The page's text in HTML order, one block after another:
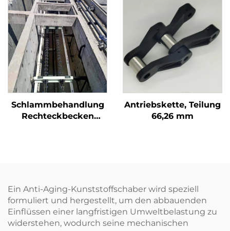
Anfangssenkung
Schaber
Schabersysteme.
nichtmetallisches
Nabenrad NH78
Schlammbehandlung
Rechteckbecken
Antriebskette, Teilung
66,26 mm
Ein Anti-Aging-Kunststoffschaber wird speziell
formuliert und hergestellt, um den abbauenden
Einflüssen einer langfristigen Umweltbelastung zu
widerstehen, wodurch seine mechanischen